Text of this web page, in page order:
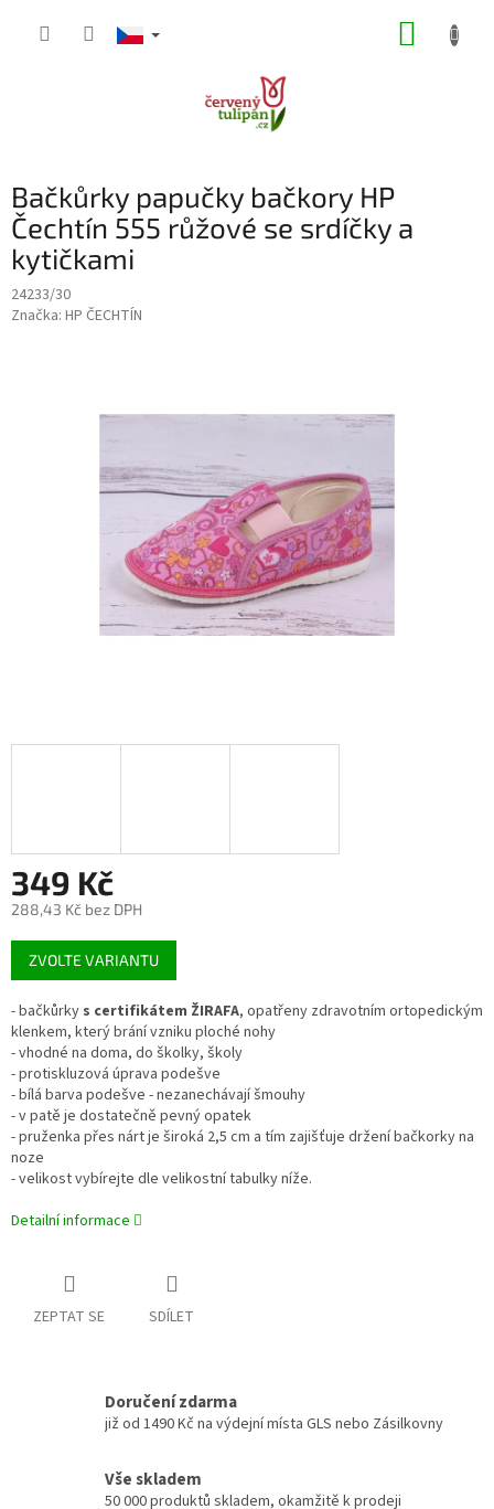
Bačkůrky papučky bačkory HP
Čechtín 555 růžové se srdíčky a
kytičkami
24233/30
Značka: HP ČECHTÍN
349 Kč
288,43 Kč bez DPH
Měrná
cena:
ZVOLTE VARIANTU
- bačkůrky s certifikátem ŽIRAFA, opatřeny zdravotním ortopedickým
klenkem, který brání vzniku ploché nohy
- vhodné na doma, do školky, školy
- protiskluzová úprava podešve
- bílá barva podešve - nezanechávají šmouhy
- v patě je dostatečně pevný opatek
- pruženka přes nárt je široká 2,5 cm a tím zajišťuje držení bačkorky na
noze
- velikost vybírejte dle velikostní tabulky níže.
Detailní informace
ZEPTAT SE SDÍLET
Doručení zdarma
již od 1490 Kč na výdejní místa GLS nebo Zásilkovny
Vše skladem
50 000 produktů skladem, okamžitě k prodeji